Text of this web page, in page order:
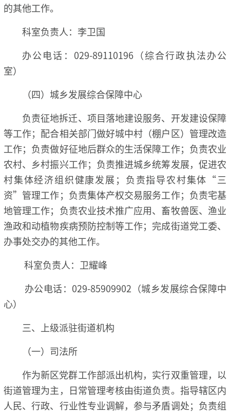
的其他工作。
科室负责人：李卫国
办公电话：029-89110196（综合行政执法办公
室）
（四）城乡发展综合保障中心
负责征地拆迁、项目落地建设服务、开发建设保障
等工作；配合相关部门做好城中村（棚户区）管理改造
工作；负责做好征地后群众的生活保障工作；负责农业
农村、乡村振兴工作；负责推进城乡统筹发展，促进农
村集体经济组织健康发展；负责指导农村集体“三
资”管理工作；负责集体产权交易服务工作；负责宅基
地管理工作；负责农业技术推广应用、畜牧兽医、渔业
渔政和动植物疾病预防控制等工作；完成街道党工委、
办事处交办的其他工作。
科室负责人：卫耀峰
办公电话：029-85909902（城乡发展综合保障中
心）
三、上级派驻街道机构
（一）司法所
作为新区党群工作部派出机构，实行双重管理，以
街道管理为主，日常管理考核由街道负责。指导辖区内
人民、行政、行业性专业调解，参与矛盾调处；负责组